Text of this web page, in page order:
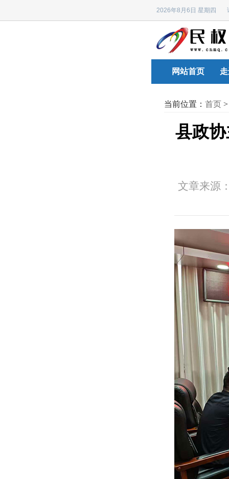
2026年8月6日 星期四
网站首页
当前位置： 首页
县政
文章来源